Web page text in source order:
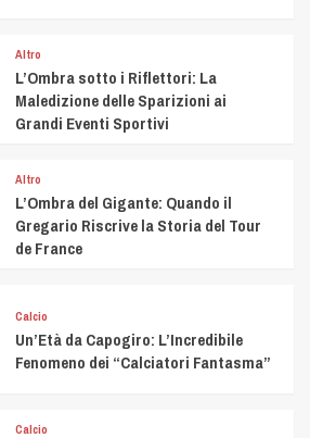
Altro
L’Ombra sotto i Riflettori: La
Maledizione delle Sparizioni ai
Grandi Eventi Sportivi
Altro
L’Ombra del Gigante: Quando il
Gregario Riscrive la Storia del Tour
de France
Calcio
Un’Età da Capogiro: L’Incredibile
Fenomeno dei “Calciatori Fantasma”
Calcio